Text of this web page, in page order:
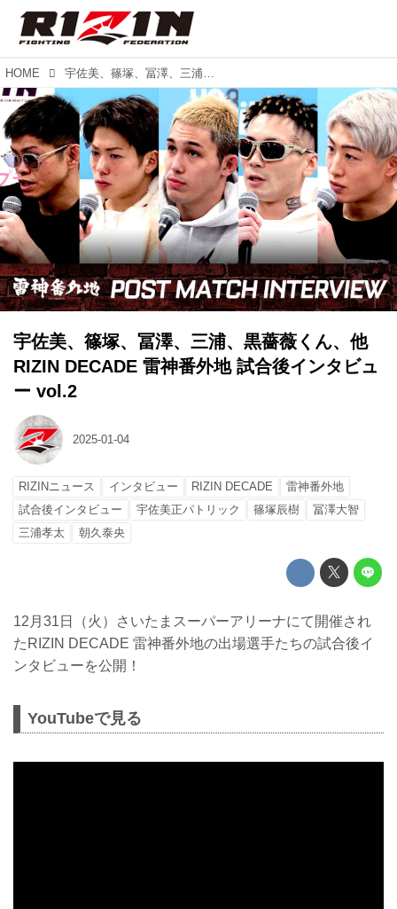
HOME 宇佐美、篠塚、冨澤、三浦、黒薔薇くん、他 RIZIN DECADE 雷神番外地 試合後インタビュー vol.2
宇佐美、篠塚、冨澤、三浦、黒薔薇くん、他
RIZIN DECADE 雷神番外地 試合後インタビュ
ー vol.2
2025-01-04
RIZINニュース インタビュー RIZIN DECADE
雷神番外地
試合後インタビュー
宇佐美正パトリック 篠塚辰樹
冨澤大智
三浦孝太
朝久泰央
12月31日（火）さいたまスーパーアリーナにて開催され
たRIZIN DECADE 雷神番外地の出場選手たちの試合後イ
ンタビューを公開！
YouTubeで見る